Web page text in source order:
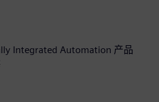
Integrated Automation 产品